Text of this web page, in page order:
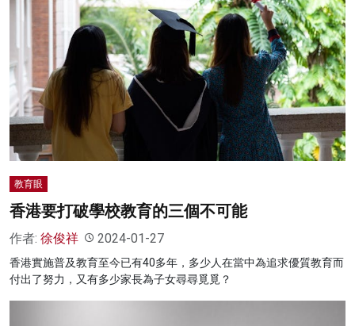
教育眼
香港要打破學校教育的三個不可能
作者: 徐俊祥 2024-01-27
香港實施普及教育至今已有40多年，多少人在當中為追求優質教育而
付出了努力，又有多少家長為子女尋尋覓覓？